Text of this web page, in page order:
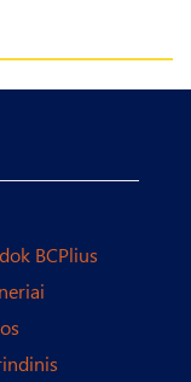
BCPlius